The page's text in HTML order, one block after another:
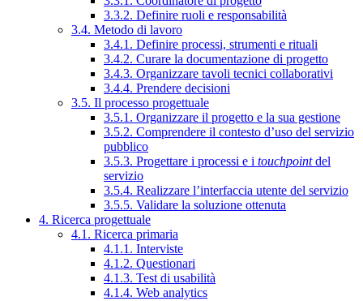
3.3.2. Definire ruoli e responsabilità
3.4. Metodo di lavoro
3.4.1. Definire processi, strumenti e rituali
3.4.2. Curare la documentazione di progetto
3.4.3. Organizzare tavoli tecnici collaborativi
3.4.4. Prendere decisioni
3.5. Il processo progettuale
3.5.1. Organizzare il progetto e la sua gestione
3.5.2. Comprendere il contesto d’uso del servizio
pubblico
3.5.3. Progettare i processi e i touchpointdel
servizio
3.5.4. Realizzare l’interfaccia utente del servizio
3.5.5. Validare la soluzione ottenuta
4. Ricerca progettuale
4.1. Ricerca primaria
4.1.1. Interviste
4.1.2. Questionari
4.1.3. Test di usabilità
4.1.4. Web analytics